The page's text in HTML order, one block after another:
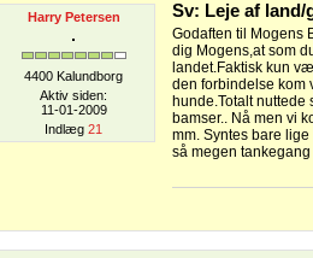
Harry Petersen
4400 Kalundborg
Aktiv siden:
11-01-2009
Indlæg 21
Sv: Leje af land/
Godaften til Mogens
dig Mogens,at som
landet.Faktisk kun
den forbindelse kom
hunde.Totalt
bamser.. Nå men vi
mm. Syntes bare
så megen